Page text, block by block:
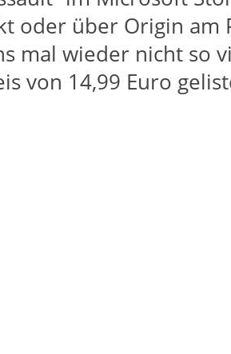
oder über Origin am
mal wieder nicht so
von 14,99 Euro